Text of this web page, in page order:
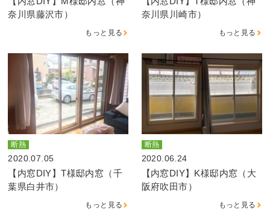
奈川県藤沢市）
もっと見る
奈川県川崎市）
もっと見る
断熱
2020.07.05
【内窓DIY】T様邸内窓（千
葉県白井市）
もっと見る
断熱
2020.06.24
【内窓DIY】K様邸内窓（大
阪府吹田市）
もっと見る